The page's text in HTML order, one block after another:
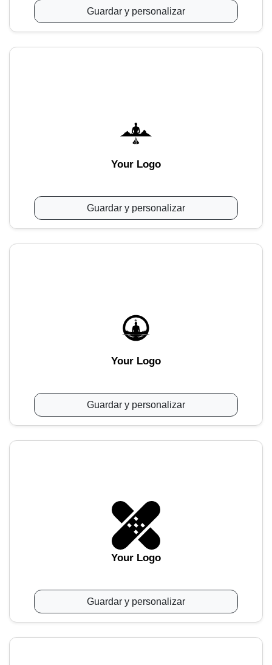
Guardar y personalizar
Your Logo
Guardar y personalizar
Your Logo
Guardar y personalizar
Your Logo
Guardar y personalizar